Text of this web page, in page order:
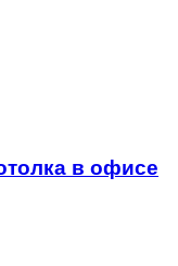
в офисе